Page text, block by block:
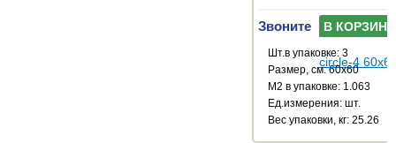
Звоните В КОРЗИНУ
Шт.в упаковке: 3
Размер, см: 60x60
М2 в упаковке: 1.063
Ед.измерения: шт.
Веc упаковки, кг: 25.26